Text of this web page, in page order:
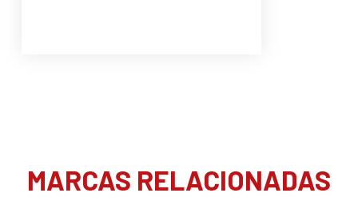
MARCAS RELACIONADAS